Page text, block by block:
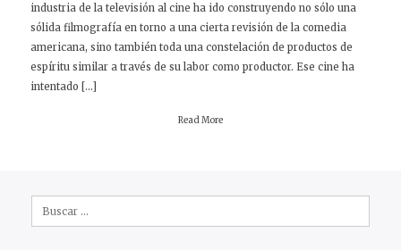
industria de la televisión al cine ha ido construyendo no sólo una
sólida filmografía en torno a una cierta revisión de la comedia
americana, sino también toda una constelación de productos de
espíritu similar a través de su labor como productor. Ese cine ha
intentado […]
Read More
Buscar: